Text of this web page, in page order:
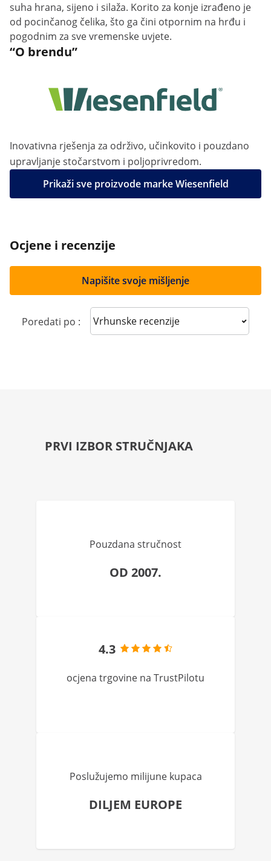
suha hrana, sijeno i silaža. Korito za konje izrađeno je
od pocinčanog čelika, što ga čini otpornim na hrđu i
pogodnim za sve vremenske uvjete.
“O brendu”
Inovativna rješenja za održivo, učinkovito i pouzdano
upravljanje stočarstvom i poljoprivredom.
Prikaži sve proizvode marke Wiesenfield
Ocjene i recenzije
Napišite svoje mišljenje
Poredati po : Sort reviews
PRVI IZBOR STRUČNJAKA
Pouzdana stručnost
OD 2007.
4.3
ocjena trgovine na TrustPilotu
Poslužujemo milijune kupaca
DILJEM EUROPE